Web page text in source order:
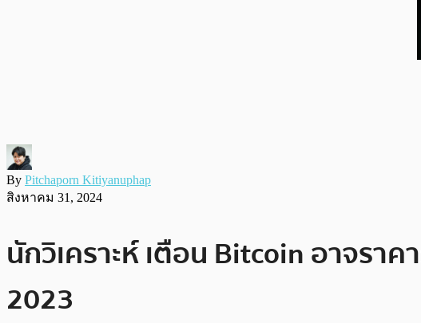
By Pitchaporn Kitiyanuphap
สิงหาคม 31, 2024
นักวิเคราะห์ เตือน Bitcoin อาจรา
2023